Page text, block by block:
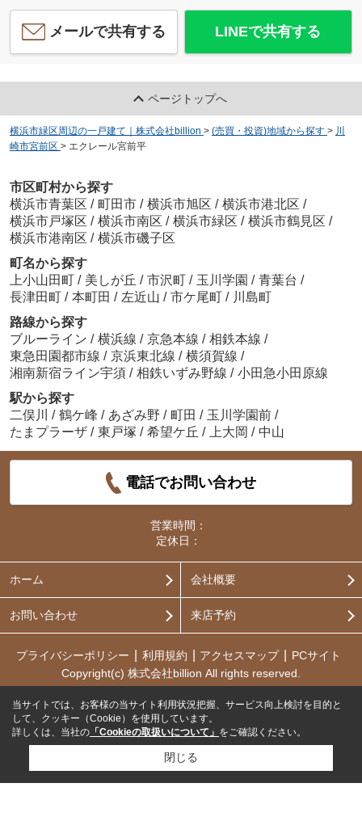
メールで共有する LINEで共有する
ページトップへ
横浜市緑区周辺の一戸建て｜株式会社billion > (売買・投資)地域から探す > 川
崎市宮前区 > エクレール宮前平
市区町村から探す
横浜市青葉区 / 町田市 / 横浜市旭区 / 横浜市港北区 /
横浜市戸塚区 / 横浜市南区 / 横浜市緑区 / 横浜市鶴見区 /
横浜市港南区 / 横浜市磯子区
町名から探す
上小山田町 / 美しが丘 / 市沢町 / 玉川学園 / 青葉台 /
長津田町 / 本町田 / 左近山 / 市ケ尾町 / 川島町
路線から探す
ブルーライン / 横浜線 / 京急本線 / 相鉄本線 /
東急田園都市線 / 京浜東北線 / 横須賀線 /
湘南新宿ライン宇須 / 相鉄いずみ野線 / 小田急小田原線
駅から探す
二俣川
/ 鶴ケ峰 / あざみ野 / 町田 / 玉川学園前 /
たまプラーザ / 東戸塚 / 希望ケ丘 / 上大岡 / 中山
電話でお問い合わせ
営業時間：
定休日：
ホーム 会社概要
お問い合わせ 来店予約
プライバシーポリシー 利用規約 アクセスマップ
PCサイト
Copyright(c) 株式会社billion All rights reserved.
当サイトでは、お客様の当サイト利用状況把握、サービス向上検討を目的と
して、クッキー（Cookie）を使用しています。
詳しくは、当社の 「Cookieの取扱いについて」 をご確認ください。
閉じる